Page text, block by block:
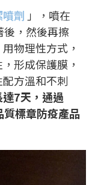
劑 」，噴在
，然後再擦
物理性方式，
形成保護膜，
方溫和不刺
7天，通過
標章防疫產品